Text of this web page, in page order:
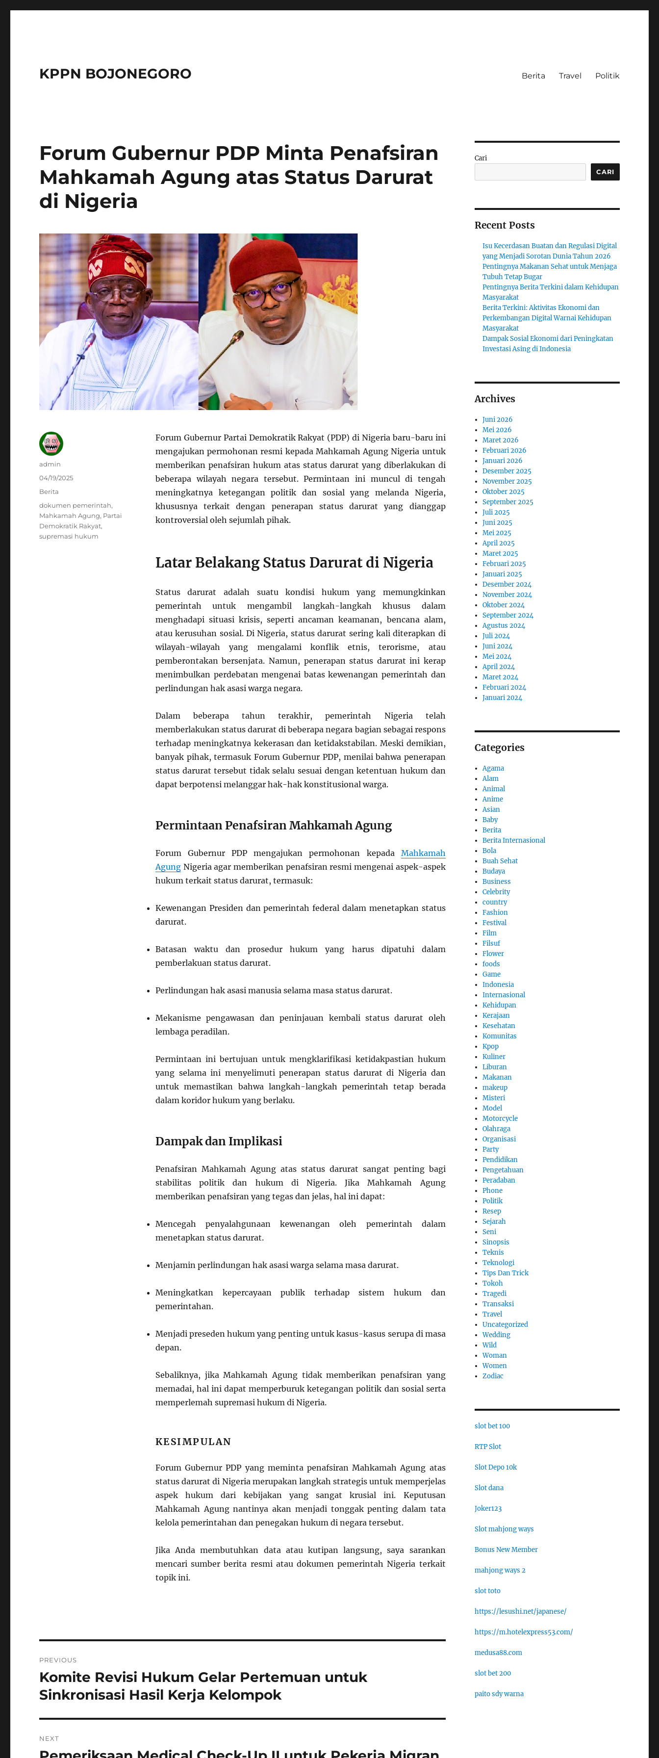
KPPN BOJONEGORO Berita Travel Politik
Forum Gubernur PDP Minta Penafsiran
Mahkamah Agung atas Status Darurat
di Nigeria
Forum Gubernur Partai Demokratik Rakyat (PDP) di Nigeria baru-baru ini
mengajukan permohonan resmi kepada Mahkamah Agung Nigeria untuk
memberikan penafsiran hukum atas status darurat yang diberlakukan di
beberapa wilayah negara tersebut. Permintaan ini muncul di tengah
meningkatnya ketegangan politik dan sosial yang melanda Nigeria,
khususnya terkait dengan penerapan status darurat yang dianggap
kontroversial oleh sejumlah pihak.
Latar Belakang Status Darurat di Nigeria
Status darurat adalah suatu kondisi hukum yang memungkinkan
pemerintah untuk mengambil langkah-langkah khusus dalam
menghadapi situasi krisis, seperti ancaman keamanan, bencana alam,
atau kerusuhan sosial. Di Nigeria, status darurat sering kali diterapkan di
wilayah-wilayah yang mengalami konflik etnis, terorisme, atau
pemberontakan bersenjata. Namun, penerapan status darurat ini kerap
menimbulkan perdebatan mengenai batas kewenangan pemerintah dan
perlindungan hak asasi warga negara.
Dalam beberapa tahun terakhir, pemerintah Nigeria telah
memberlakukan status darurat di beberapa negara bagian sebagai respons
terhadap meningkatnya kekerasan dan ketidakstabilan. Meski demikian,
banyak pihak, termasuk Forum Gubernur PDP, menilai bahwa penerapan
status darurat tersebut tidak selalu sesuai dengan ketentuan hukum dan
dapat berpotensi melanggar hak-hak konstitusional warga.
Permintaan Penafsiran Mahkamah Agung
Forum Gubernur PDP mengajukan permohonan kepada Mahkamah
AgungNigeria agar memberikan penafsiran resmi mengenai aspek-aspek
hukum terkait status darurat, termasuk:
Kewenangan Presiden dan pemerintah federal dalam menetapkan status
darurat.
Batasan waktu dan prosedur hukum yang harus dipatuhi dalam
pemberlakuan status darurat.
Perlindungan hak asasi manusia selama masa status darurat.
Mekanisme pengawasan dan peninjauan kembali status darurat oleh
lembaga peradilan.
Permintaan ini bertujuan untuk mengklarifikasi ketidakpastian hukum
yang selama ini menyelimuti penerapan status darurat di Nigeria dan
untuk memastikan bahwa langkah-langkah pemerintah tetap berada
dalam koridor hukum yang berlaku.
Dampak dan Implikasi
Penafsiran Mahkamah Agung atas status darurat sangat penting bagi
stabilitas politik dan hukum di Nigeria. Jika Mahkamah Agung
memberikan penafsiran yang tegas dan jelas, hal ini dapat:
Mencegah penyalahgunaan kewenangan oleh pemerintah dalam
menetapkan status darurat.
Menjamin perlindungan hak asasi warga selama masa darurat.
Meningkatkan kepercayaan publik terhadap sistem hukum dan
pemerintahan.
Menjadi preseden hukum yang penting untuk kasus-kasus serupa di masa
depan.
Sebaliknya, jika Mahkamah Agung tidak memberikan penafsiran yang
memadai, hal ini dapat memperburuk ketegangan politik dan sosial serta
memperlemah supremasi hukum di Nigeria.
KESIMPULAN
Forum Gubernur PDP yang meminta penafsiran Mahkamah Agung atas
status darurat di Nigeria merupakan langkah strategis untuk memperjelas
aspek hukum dari kebijakan yang sangat krusial ini. Keputusan
Mahkamah Agung nantinya akan menjadi tonggak penting dalam tata
kelola pemerintahan dan penegakan hukum di negara tersebut.
Jika Anda membutuhkan data atau kutipan langsung, saya sarankan
mencari sumber berita resmi atau dokumen pemerintah Nigeria terkait
topik ini.
Author
admin
Posted
04/19/2025
Categories
Berita
Tags
dokumen pemerintah,
Mahkamah Agung, Partai
Demokratik Rakyat,
supremasi hukum
pos
PREVIOUS
Previous
post:
Komite Revisi Hukum Gelar Pertemuan untuk
Sinkronisasi Hasil Kerja Kelompok
NEXT
Next
Cari
CARI
Recent Posts
Isu Kecerdasan Buatan dan Regulasi Digital
yang Menjadi Sorotan Dunia Tahun 2026
Pentingnya Makanan Sehat untuk Menjaga
Tubuh Tetap Bugar
Pentingnya Berita Terkini dalam Kehidupan
Masyarakat
Berita Terkini: Aktivitas Ekonomi dan
Perkembangan Digital Warnai Kehidupan
Masyarakat
Dampak Sosial Ekonomi dari Peningkatan
Investasi Asing di Indonesia
Archives
Juni 2026
Mei 2026
Maret 2026
Februari 2026
Januari 2026
Desember 2025
November 2025
Oktober 2025
September 2025
Juli 2025
Juni 2025
Mei 2025
April 2025
Maret 2025
Februari 2025
Januari 2025
Desember 2024
November 2024
Oktober 2024
September 2024
Agustus 2024
Juli 2024
Juni 2024
Mei 2024
April 2024
Maret 2024
Februari 2024
Januari 2024
Categories
Agama
Alam
Animal
Anime
Asian
Baby
Berita
Berita Internasional
Bola
Buah Sehat
Budaya
Business
Celebrity
country
Fashion
Festival
Film
Filsuf
Flower
foods
Game
Indonesia
Internasional
Kehidupan
Kerajaan
Kesehatan
Komunitas
Kpop
Kuliner
Liburan
Makanan
makeup
Misteri
Model
Motorcycle
Olahraga
Organisasi
Party
Pendidikan
Pengetahuan
Peradaban
Phone
Politik
Resep
Sejarah
Seni
Sinopsis
Teknis
Teknologi
Tips Dan Trick
Tokoh
Tragedi
Transaksi
Travel
Uncategorized
Wedding
Wild
Woman
Women
Zodiac
slot bet 100
RTP Slot
Slot Depo 10k
Slot dana
Joker123
Slot mahjong ways
Bonus New Member
mahjong ways 2
slot toto
https://lesushi.net/japanese/
https://m.hotelexpress53.com/
medusa88.com
slot bet 200
paito sdy warna